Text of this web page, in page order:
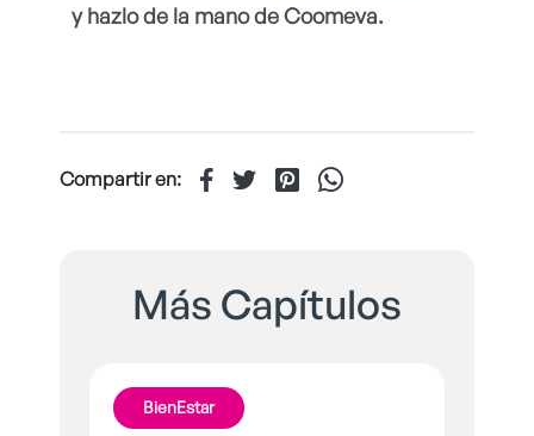
y hazlo de la mano de Coomeva.
Compartir en:
Más Capítulos
BienEstar